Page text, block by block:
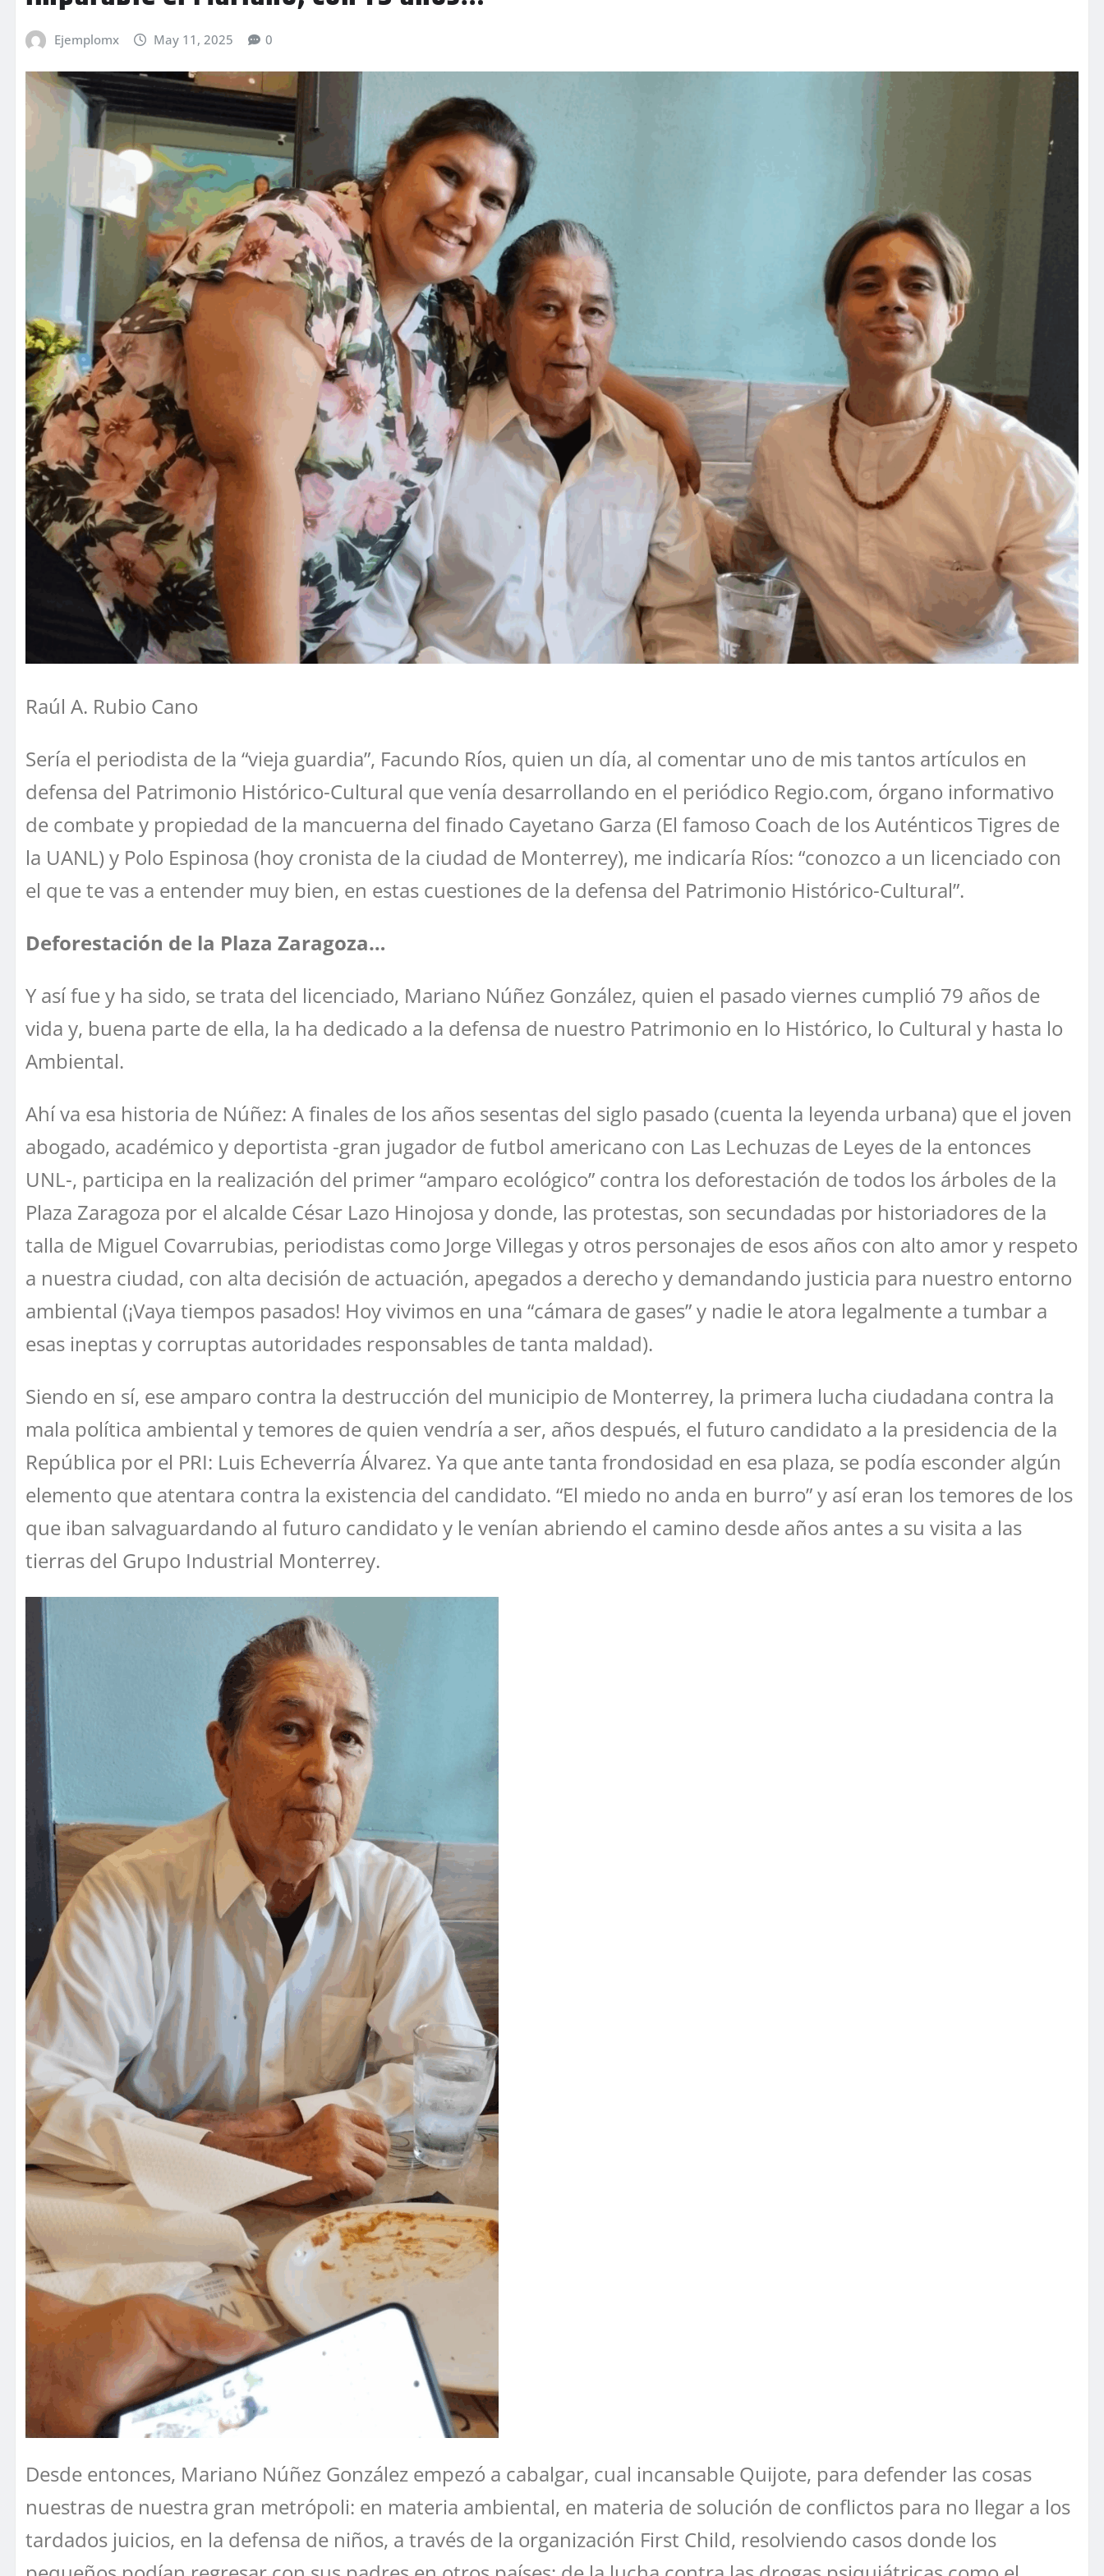
Ejemplomx May 11, 2025 0
Raúl A. Rubio Cano
Sería el periodista de la “vieja guardia”, Facundo Ríos, quien un día, al comentar uno de mis tantos artículos en
defensa del Patrimonio Histórico-Cultural que venía desarrollando en el periódico Regio.com, órgano informativo
de combate y propiedad de la mancuerna del finado Cayetano Garza (El famoso Coach de los Auténticos Tigres de
la UANL) y Polo Espinosa (hoy cronista de la ciudad de Monterrey), me indicaría Ríos: “conozco a un licenciado con
el que te vas a entender muy bien, en estas cuestiones de la defensa del Patrimonio Histórico-Cultural”.
Deforestación de la Plaza Zaragoza…
Y así fue y ha sido, se trata del licenciado, Mariano Núñez González, quien el pasado viernes cumplió 79 años de
vida y, buena parte de ella, la ha dedicado a la defensa de nuestro Patrimonio en lo Histórico, lo Cultural y hasta lo
Ambiental.
Ahí va esa historia de Núñez: A finales de los años sesentas del siglo pasado (cuenta la leyenda urbana) que el joven
abogado, académico y deportista -gran jugador de futbol americano con Las Lechuzas de Leyes de la entonces
UNL-, participa en la realización del primer “amparo ecológico” contra los deforestación de todos los árboles de la
Plaza Zaragoza por el alcalde César Lazo Hinojosa y donde, las protestas, son secundadas por historiadores de la
talla de Miguel Covarrubias, periodistas como Jorge Villegas y otros personajes de esos años con alto amor y respeto
a nuestra ciudad, con alta decisión de actuación, apegados a derecho y demandando justicia para nuestro entorno
ambiental (¡Vaya tiempos pasados! Hoy vivimos en una “cámara de gases” y nadie le atora legalmente a tumbar a
esas ineptas y corruptas autoridades responsables de tanta maldad).
Siendo en sí, ese amparo contra la destrucción del municipio de Monterrey, la primera lucha ciudadana contra la
mala política ambiental y temores de quien vendría a ser, años después, el futuro candidato a la presidencia de la
República por el PRI: Luis Echeverría Álvarez. Ya que ante tanta frondosidad en esa plaza, se podía esconder algún
elemento que atentara contra la existencia del candidato. “El miedo no anda en burro” y así eran los temores de los
que iban salvaguardando al futuro candidato y le venían abriendo el camino desde años antes a su visita a las
tierras del Grupo Industrial Monterrey.
Desde entonces, Mariano Núñez González empezó a cabalgar, cual incansable Quijote, para defender las cosas
nuestras de nuestra gran metrópoli: en materia ambiental, en materia de solución de conflictos para no llegar a los
tardados juicios, en la defensa de niños, a través de la organización First Child, resolviendo casos donde los